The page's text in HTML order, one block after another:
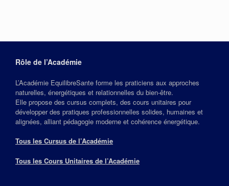
Rôle de l’Académie
L’Académie EquilibreSante forme les praticiens aux approches
naturelles, énergétiques et relationnelles du bien‑être.
Elle propose des cursus complets, des cours unitaires pour
développer des pratiques professionnelles solides, humaines et
alignées, alliant pédagogie moderne et cohérence énergétique.
Tous les Cursus de l’Académie
Tous les Cours Unitaires de l’Académie